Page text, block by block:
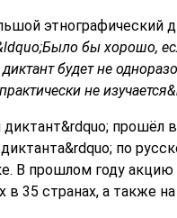
этнографический
бы хорошо,
будет не
не
прошёл
по
В прошлом году
в 35 странах, а также